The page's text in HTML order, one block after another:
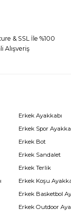
& SSL İle %100
Alışveriş
Erkek Ayakkabı
Erkek Spor
Erkek Bot
Erkek Sandalet
Erkek Terlik
Erkek Koşu
Erkek Basketbol
Erkek Outdoor